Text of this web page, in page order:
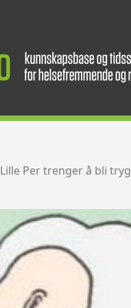
Lille Per trenger å bli